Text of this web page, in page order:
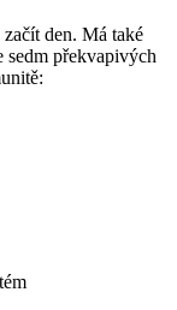
den. Má také
překvapivých